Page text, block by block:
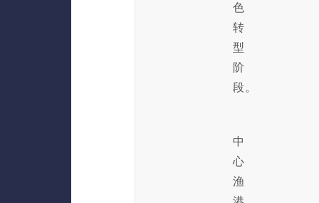
色
转
型
阶
段。
中
心
渔